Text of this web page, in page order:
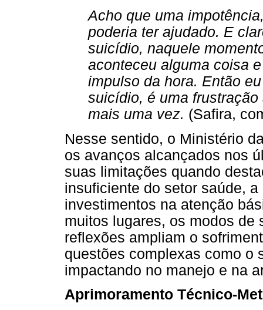
Acho que uma
poderia ter ajudado. E
suicídio, naquele
aconteceu alguma coisa
impulso da hora. Então
suicídio, é uma
mais uma vez. (Safira,
Nesse sentido, o Ministério
os avanços alcançados nos
suas limitações quando
insuficiente do setor saúde,
investimentos na atenção
muitos lugares, os modos de
reflexões ampliam o
questões complexas como o
impactando no manejo e na
Aprimoramento Técnico-